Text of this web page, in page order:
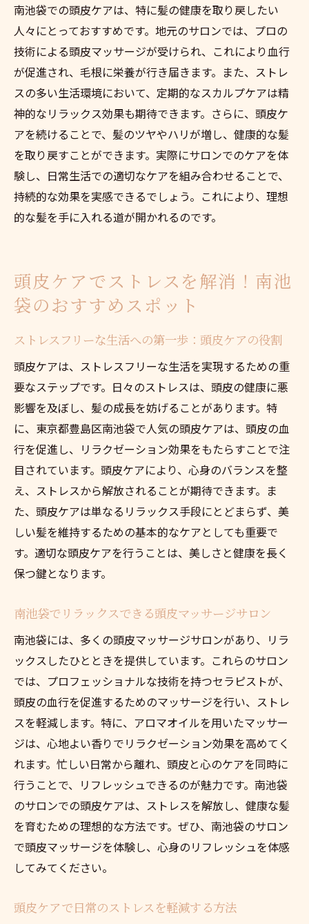
南池袋での頭皮ケアは、特に髪の健康を取り戻したい
人々にとっておすすめです。地元のサロンでは、プロの
技術による頭皮マッサージが受けられ、これにより血行
が促進され、毛根に栄養が行き届きます。また、ストレ
スの多い生活環境において、定期的なスカルプケアは精
神的なリラックス効果も期待できます。さらに、頭皮ケ
アを続けることで、髪のツヤやハリが増し、健康的な髪
を取り戻すことができます。実際にサロンでのケアを体
験し、日常生活での適切なケアを組み合わせることで、
持続的な効果を実感できるでしょう。これにより、理想
的な髪を手に入れる道が開かれるのです。
頭皮ケアでストレスを解消！南池
袋のおすすめスポット
ストレスフリーな生活への第一歩：頭皮ケアの役割
頭皮ケアは、ストレスフリーな生活を実現するための重
要なステップです。日々のストレスは、頭皮の健康に悪
影響を及ぼし、髪の成長を妨げることがあります。特
に、東京都豊島区南池袋で人気の頭皮ケアは、頭皮の血
行を促進し、リラクゼーション効果をもたらすことで注
目されています。頭皮ケアにより、心身のバランスを整
え、ストレスから解放されることが期待できます。ま
た、頭皮ケアは単なるリラックス手段にとどまらず、美
しい髪を維持するための基本的なケアとしても重要で
す。適切な頭皮ケアを行うことは、美しさと健康を長く
保つ鍵となります。
南池袋でリラックスできる頭皮マッサージサロン
南池袋には、多くの頭皮マッサージサロンがあり、リラ
ックスしたひとときを提供しています。これらのサロン
では、プロフェッショナルな技術を持つセラピストが、
頭皮の血行を促進するためのマッサージを行い、ストレ
スを軽減します。特に、アロマオイルを用いたマッサー
ジは、心地よい香りでリラクゼーション効果を高めてく
れます。忙しい日常から離れ、頭皮と心のケアを同時に
行うことで、リフレッシュできるのが魅力です。南池袋
のサロンでの頭皮ケアは、ストレスを解放し、健康な髪
を育むための理想的な方法です。ぜひ、南池袋のサロン
で頭皮マッサージを体験し、心身のリフレッシュを体感
してみてください。
頭皮ケアで日常のストレスを軽減する方法